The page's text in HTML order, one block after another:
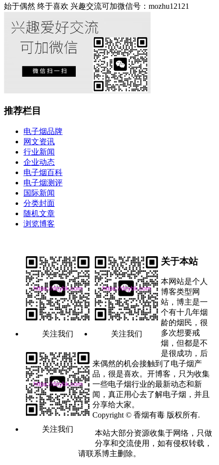
始于偶然 终于喜欢 兴趣交流可加微信号：mozhu12121
推荐栏目
电子烟品牌
网文资讯
行业新闻
企业动态
电子烟百科
电子烟测评
国际新闻
分类封面
随机文章
浏览博客
关注我们 关注我们
关注我们
关于本站
本网站是个人
博客类型网
站，博主是一
个有十几年烟
龄的烟民，很
多次想要戒
烟，但都是不
是很成功，后
来偶然的机会接触到了电子烟产
品，很是喜欢。开博客，只为收集
一些电子烟行业的最新动态和新
闻，真正用心去了解电子烟，并且
分享给大家。
Copyright © 香烟有毒 版权所有.
本站大部分资源收集于网络，只做
分享和交流使用，如有侵权转载，
请联系博主删除。